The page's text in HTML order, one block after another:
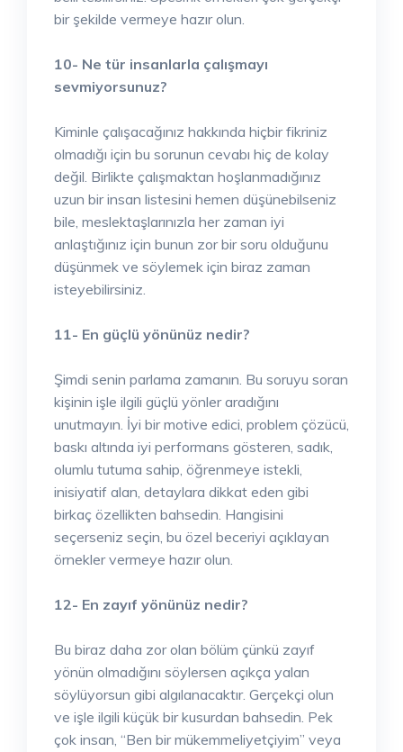
bir şekilde vermeye hazır olun.
10- Ne tür insanlarla çalışmayı
sevmiyorsunuz?
Kiminle çalışacağınız hakkında hiçbir fikriniz
olmadığı için bu sorunun cevabı hiç de kolay
değil. Birlikte çalışmaktan hoşlanmadığınız
uzun bir insan listesini hemen düşünebilseniz
bile, meslektaşlarınızla her zaman iyi
anlaştığınız için bunun zor bir soru olduğunu
düşünmek ve söylemek için biraz zaman
isteyebilirsiniz.
11- En güçlü yönünüz nedir?
Şimdi senin parlama zamanın. Bu soruyu soran
kişinin işle ilgili güçlü yönler aradığını
unutmayın. İyi bir motive edici, problem çözücü,
baskı altında iyi performans gösteren, sadık,
olumlu tutuma sahip, öğrenmeye istekli,
inisiyatif alan, detaylara dikkat eden gibi
birkaç özellikten bahsedin. Hangisini
seçerseniz seçin, bu özel beceriyi açıklayan
örnekler vermeye hazır olun.
12- En zayıf yönünüz nedir?
Bu biraz daha zor olan bölüm çünkü zayıf
yönün olmadığını söylersen açıkça yalan
söylüyorsun gibi algılanacaktır. Gerçekçi olun
ve işle ilgili küçük bir kusurdan bahsedin. Pek
çok insan, “Ben bir mükemmeliyetçiyim” veya